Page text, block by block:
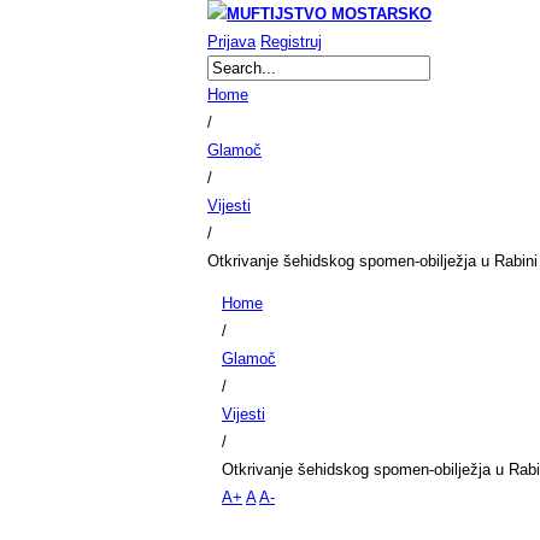
Prijava Registruj
Home
/
Glamoč
/
Vijesti
/
Otkrivanje šehidskog spomen-obilježja u Rabini
Home
/
Glamoč
/
Vijesti
/
Otkrivanje šehidskog spomen-obilježja u
A+ A A-